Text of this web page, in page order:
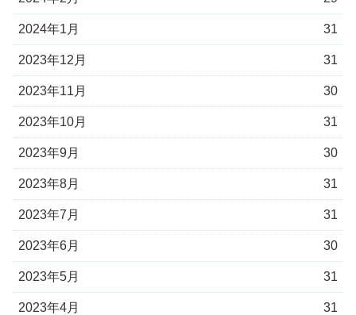
2024年1月 31
2023年12月 31
2023年11月 30
2023年10月 31
2023年9月 30
2023年8月 31
2023年7月 31
2023年6月 30
2023年5月 31
2023年4月 31